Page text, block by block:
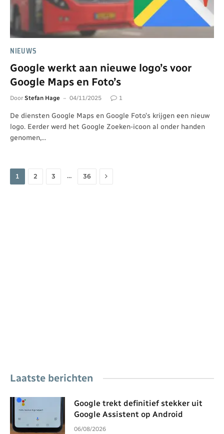
NIEUWS
Google werkt aan nieuwe logo’s voor
Google Maps en Foto’s
Door Stefan Hage 04/11/2025 1
De diensten Google Maps en Google Foto’s krijgen een nieuw
logo. Eerder werd het Google Zoeken-icoon al onder handen
genomen,…
1 2 3 … 36 Volgende
Laatste berichten
Google trekt definitief stekker uit
Google Assistent op Android
06/08/2026